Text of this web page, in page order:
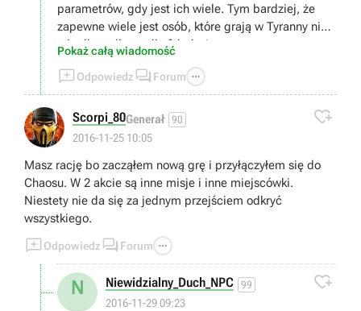
parametrów, gdy jest ich wiele. Tym bardziej, że
zapewne wiele jest osób, które grają w Tyranny nie
tyle dla walk, co dla fabuły ;)
Pokaż całą wiadomość
Odpowiedz  Forum 
Scorpi_80Generał 90
2016-11-25 10:05

Masz rację bo zacząłem nową grę i przyłączyłem się do
Chaosu. W 2 akcie są inne misje i inne miejscówki.
Niestety nie da się za jednym przejściem odkryć
wszystkiego.
Odpowiedz  Forum 
N Niewidzialny_Duch_NPC 99
2016-11-29 09:23
